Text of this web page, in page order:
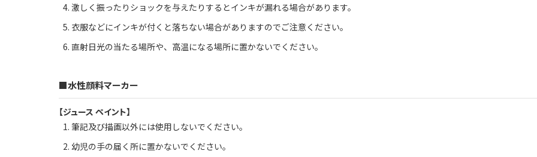
激しく振ったりショックを与えたりするとインキが漏れる場合があります。
衣服などにインキが付くと落ちない場合がありますのでご注意ください。
直射日光の当たる場所や、高温になる場所に置かないでください。
■水性顔料マーカー
【ジュース ペイント】
筆記及び描画以外には使用しないでください。
幼児の手の届く所に置かないでください。